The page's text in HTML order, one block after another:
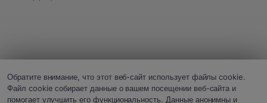
Обратите внимание, что этот веб-сайт использует файлы cookie.
Файл cookie собирает данные о вашем посещении веб-сайта и
помогает улучшить его функциональность. Данные анонимны и